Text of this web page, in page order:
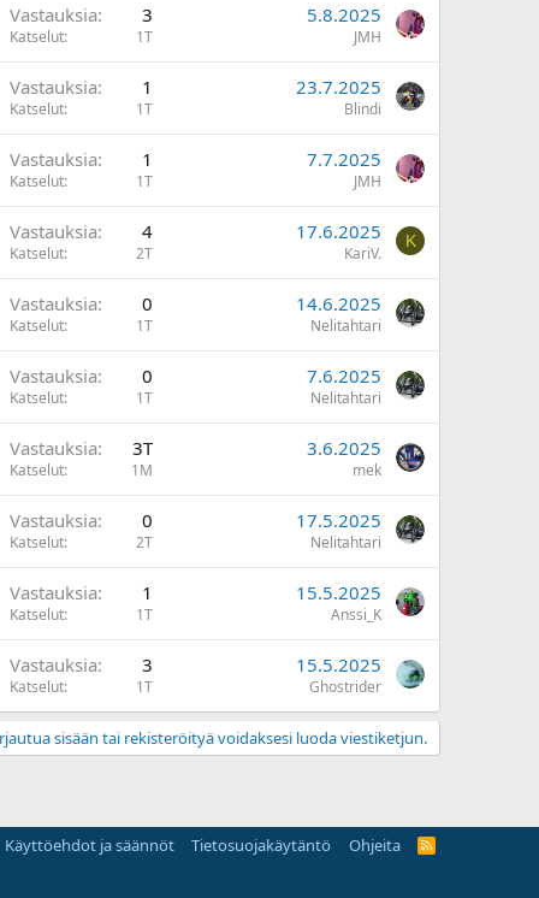
Vastauksia 3
Katselut 1T
5.8.2025
JMH
Vastauksia 1
Katselut 1T
23.7.2025
Blindi
Vastauksia 1
Katselut 1T
7.7.2025
JMH
Vastauksia 4
Katselut 2T
17.6.2025
KariV.
K
Vastauksia 0
Katselut 1T
14.6.2025
Nelitahtari
Vastauksia 0
Katselut 1T
7.6.2025
Nelitahtari
Vastauksia 3T
Katselut 1M
3.6.2025
mek
Vastauksia 0
Katselut 2T
17.5.2025
Nelitahtari
Vastauksia 1
Katselut 1T
15.5.2025
Anssi_K
Vastauksia 3
Katselut 1T
15.5.2025
Ghostrider
sisään tai rekisteröityä voidaksesi luoda viestiketjun.
Käyttöehdot ja säännöt Tietosuojakäytäntö Ohjeita
R